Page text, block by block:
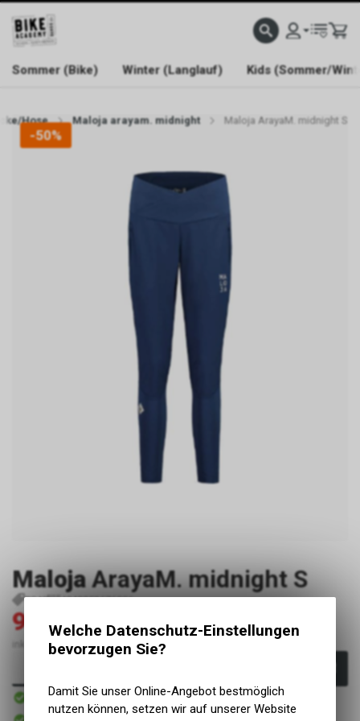
WELCOME TO BIKE ACADEMY
Sommer (Bike) Winter (Langlauf) Kids (Sommer/
Hose Maloja arayam. midnight Maloja ArayaM. midnight S
-50%
Maloja ArayaM. midnight S
P848 4048852676086
99.50CHF199.00CHF
inkl. MwSt., zzgl. Versandkosten
Sofort verfügbar
Versand
Sofort abholbar
Welche Datenschutz-Einstellungen
bevorzugen Sie?
Damit Sie unser Online-Angebot bestmöglich
nutzen können, setzen wir auf unserer Website